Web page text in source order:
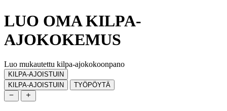
LUO OMAKILPA-
AJOKOKEMUS
Luo mukautettu kilpa-ajokokoonpano
KILPA-AJOISTUIN
KILPA-AJOISTUIN
TYÖPÖYTÄ